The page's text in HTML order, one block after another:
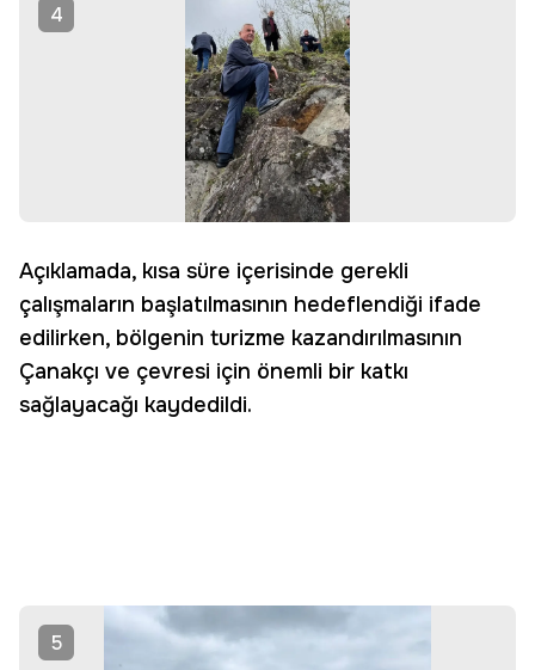
4
Açıklamada, kısa süre içerisinde gerekli
çalışmaların başlatılmasının hedeflendiği ifade
edilirken, bölgenin turizme kazandırılmasının
Çanakçı ve çevresi için önemli bir katkı
sağlayacağı kaydedildi.
5